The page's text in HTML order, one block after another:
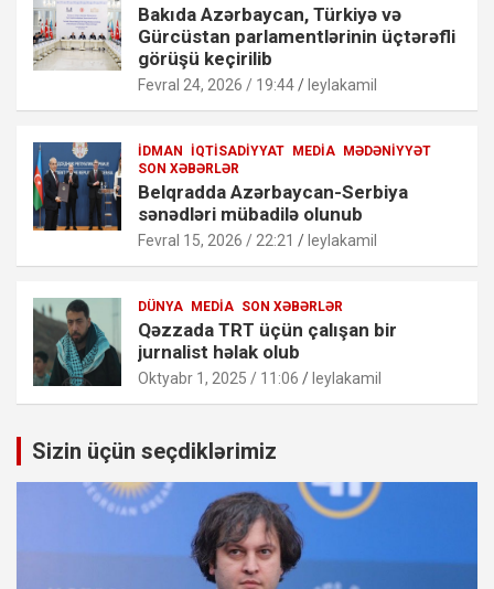
Bakıda Azərbaycan, Türkiyə və
Gürcüstan parlamentlərinin üçtərəfli
görüşü keçirilib
Fevral 24, 2026 / 19:44 leylakamil
İDMAN İQTISADIYYAT MEDIA MƏDƏNIYYƏT
SON XƏBƏRLƏR
Belqradda Azərbaycan-Serbiya
sənədləri mübadilə olunub
Fevral 15, 2026 / 22:21 leylakamil
DÜNYA MEDIA SON XƏBƏRLƏR
Qəzzada TRT üçün çalışan bir
jurnalist həlak olub
Oktyabr 1, 2025 / 11:06 leylakamil
Sizin üçün seçdiklərimiz